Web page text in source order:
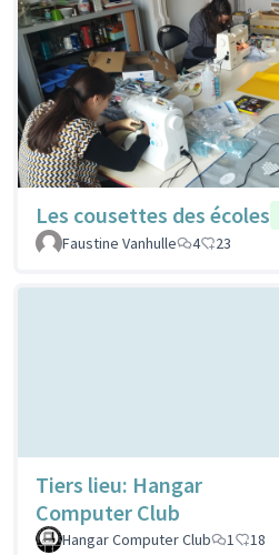
Les cousettes des écoles
Faustine Vanhulle
4 23
Tiers lieu: Hangar
Computer Club
Hangar Computer Club
1 18